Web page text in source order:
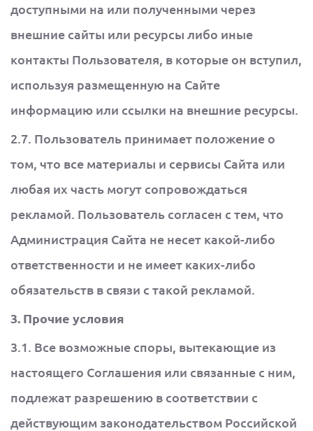
доступными на или полученными через
внешние сайты или ресурсы либо иные
контакты Пользователя, в которые он вступил,
используя размещенную на Сайте
информацию или ссылки на внешние ресурсы.
2.7. Пользователь принимает положение о
том, что все материалы и сервисы Сайта или
любая их часть могут сопровождаться
рекламой. Пользователь согласен с тем, что
Администрация Сайта не несет какой-либо
ответственности и не имеет каких-либо
обязательств в связи с такой рекламой.
3. Прочие условия
3.1. Все возможные споры, вытекающие из
настоящего Соглашения или связанные с ним,
подлежат разрешению в соответствии с
действующим законодательством Российской